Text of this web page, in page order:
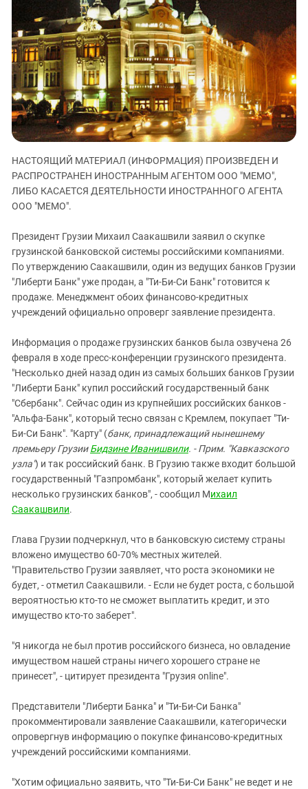
ЗАСТАВЛЯЕТ
КАВКАЗ ЗА ПАЛЕСТИНУ
ИНАКОМЫСЛИЕ В ЧЕЧНЕ
ПРЕСЛЕДОВАНИЕ АКТИВИСТОВ
МОБИЛИЗАЦИЯ И ПРОТЕСТЫ
Дагестан
Ингушетия
Кабардино-Балкария
Калмыкия
Карачаево-Черкесия
Краснодарский край
Нагорный Карабах
Российская Федерация
Ростовская область
Северная Осетия - Алания
Ставропольский край
Чечня
Южная Осетия
Южный Кавказ
НАСТОЯЩИЙ МАТЕРИАЛ (ИНФОРМАЦИЯ) ПРОИЗВЕДЕН И
РАСПРОСТРАНЕН ИНОСТРАННЫМ АГЕНТОМ ООО "МЕМО",
ЛИБО КАСАЕТСЯ ДЕЯТЕЛЬНОСТИ ИНОСТРАННОГО АГЕНТА
ООО "МЕМО".
Президент Грузии Михаил Саакашвили заявил о скупке
грузинской банковской системы российскими компаниями.
По утверждению Саакашвили, один из ведущих банков Грузии
"Либерти Банк" уже продан, а "Ти-Би-Си Банк" готовится к
продаже. Менеджмент обоих финансово-кредитных
учреждений официально опроверг заявление президента.
Информация о продаже грузинских банков была озвучена 26
февраля в ходе пресс-конференции грузинского президента.
"Несколько дней назад один из самых больших банков Грузии
"Либерти Банк" купил российский государственный банк
"Сбербанк". Сейчас один из крупнейших российских банков -
"Альфа-Банк", который тесно связан с Кремлем, покупает "Ти-
Би-Си Банк". "Карту" (банк, принадлежащий нынешнему
премьеру ГрузииБидзине Иванишвили. - Прим. "Кавказского
узла") и так российский банк. В Грузию также входит большой
государственный "Газпромбанк", который желает купить
несколько грузинских банков", - сообщил Михаил
Саакашвили.
Глава Грузии подчеркнул, что в банковскую систему страны
вложено имущество 60-70% местных жителей.
"Правительство Грузии заявляет, что роста экономики не
будет, - отметил Саакашвили. - Если не будет роста, с большой
вероятностью кто-то не сможет выплатить кредит, и это
имущество кто-то заберет".
"Я никогда не был против российского бизнеса, но овладение
имуществом нашей страны ничего хорошего стране не
принесет", - цитирует президента "Грузия оnline".
Представители "Либерти Банка" и "Ти-Би-Си Банка"
прокомментировали заявление Саакашвили, категорически
опровергнув информацию о покупке финансово-кредитных
учреждений российскими компаниями.
"Хотим официально заявить, что "Ти-Би-Си Банк" не ведет и не